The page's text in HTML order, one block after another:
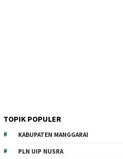
TOPIK POPULER
KABUPATEN MANGGARAI
PLN UIP NUSRA